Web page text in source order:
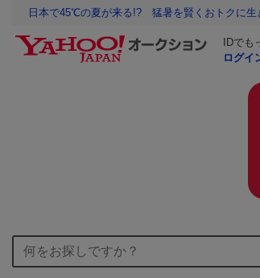
日本で45℃の夏が来る!? 猛暑を賢くおトクに生
IDでも
ログイ